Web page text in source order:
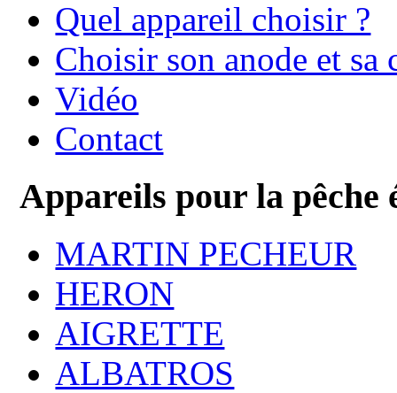
Quel appareil choisir ?
Choisir son anode et sa
Vidéo
Contact
Appareils pour la pêche
MARTIN PECHEUR
HERON
AIGRETTE
ALBATROS